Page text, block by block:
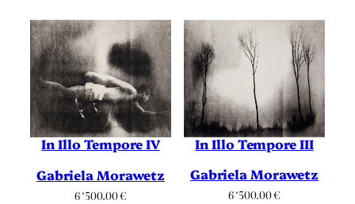
In Illo Tempore IV
Gabriela Morawetz
6 ‘500.00€
In Illo Tempore III
Gabriela Morawetz
6 ‘500.00€